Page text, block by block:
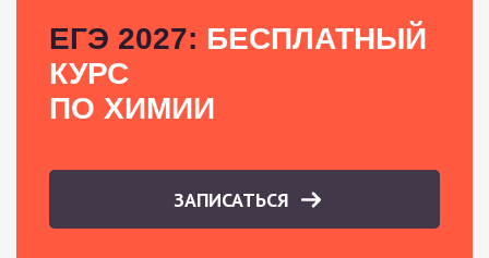
ЕГЭ 2027: БЕСПЛАТНЫЙ
КУРС
ПО ХИМИИ
ЗАПИСАТЬСЯ